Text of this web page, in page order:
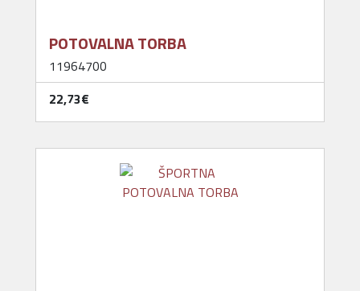
POTOVALNA TORBA
11964700
22,73‎€